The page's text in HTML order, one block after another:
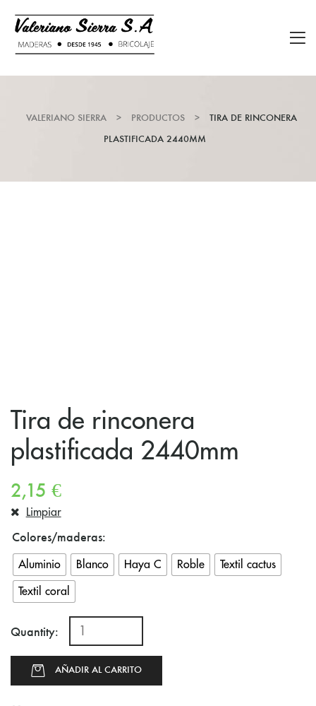
VALERIANO SIERRA > PRODUCTOS >
TIRA DE RINCONERA
PLASTIFICADA 2440MM
Tira de rinconera
plastificada 2440mm
2,15 €
Colores/maderas
Aluminio Blanco Haya C Roble Textil cactus
Textil coral
Limpiar
Quantity:
AÑADIR AL CARRITO